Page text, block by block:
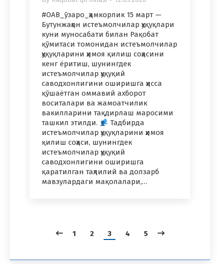
#ОАВ_ўзаро_ҳамкорлик 15 март —
Бутунжаҳон истеъмолчилар ҳуқуқлари
куни муносабати билан Рақобат
қўмитаси томонидан истеъмолчилар
ҳуқуқларини ҳимоя қилиш соҳасини
кенг ёритиш, шунингдек
истеъмолчилар ҳуқуқий
саводхонлигини оширишга ҳисса
қўшаётган оммавий ахборот
воситалари ва жамоатчилик
вакилларини тақдирлаш маросими
ташкил этилди.
Тадбирда
истеъмолчилар ҳуқуқларини ҳимоя
қилиш соҳаси, шунингдек
истеъмолчилар ҳуқуқий
саводхонлигини оширишга
қаратилган таҳлилий ва долзарб
мавзулардаги мақолалари,…
1 2 3 4 5